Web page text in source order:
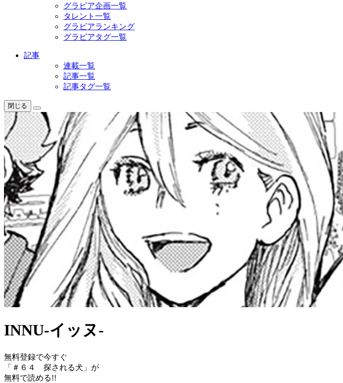
グラビア企画一覧
タレント一覧
グラビアランキング
グラビアタグ一覧
記事
連載一覧
記事一覧
記事タグ一覧
閉じる
INNU-イッヌ-
無料登録で今すぐ
「 ＃６４ 探される犬 」が
無料で読める!!